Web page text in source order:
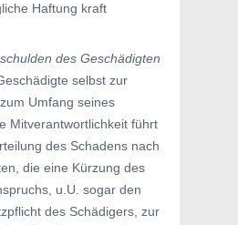
Haftung kraft
des Geschädigten
selbst zur
Umfang seines
Mitverantwortlichkeit führt
des Schadens nach
die eine Kürzung des
u.U. sogar den
des Schädigers, zur